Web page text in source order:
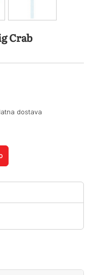
Crab
dostava